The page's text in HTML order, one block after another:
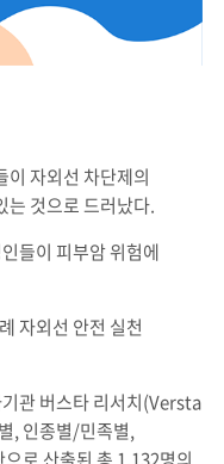
이 자외선 차단제의
는 것으로 드러났다.
들이 피부암 위험에
자외선 안전 실천
관 버스타 리서치(Versta
, 인종별/민족별,